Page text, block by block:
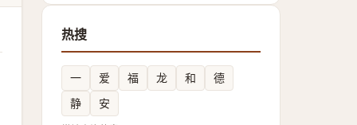
热搜
一 爱 福 龙 和
德
静
安